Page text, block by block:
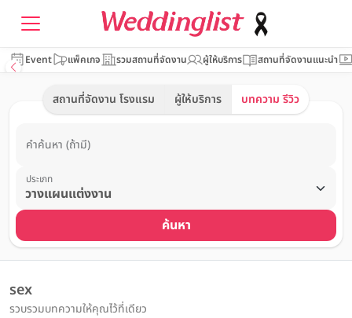
Event แพ็คเกจ รวมสถานที่จัดงาน ผู้ให้บริการ สถานที่จัดงานแนะนำ
สถานที่จัดงาน โรงแรม ผู้ให้บริการ บทความ รีวิว
คำค้นหา (ถ้ามี)
ประเภท
ค้นหา
sex
รวบรวมบทความให้คุณไว้ที่เดียว